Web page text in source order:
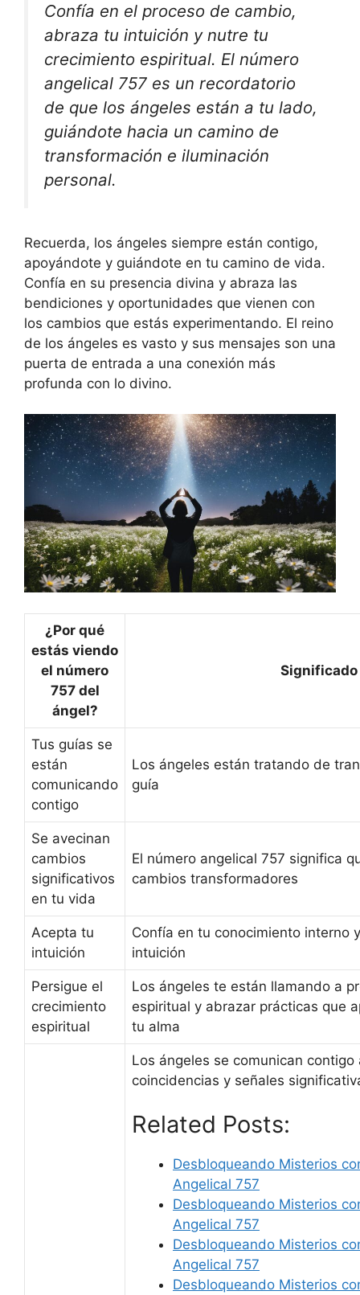
Confía en el proceso de cambio,
abraza tu intuición y nutre tu
crecimiento espiritual. El número
angelical 757 es un recordatorio
de que los ángeles están a tu lado,
guiándote hacia un camino de
transformación e iluminación
personal.
Recuerda, los ángeles siempre están contigo,
apoyándote y guiándote en tu camino de vida.
Confía en su presencia divina y abraza las
bendiciones y oportunidades que vienen con
los cambios que estás experimentando. El reino
de los ángeles es vasto y sus mensajes son una
puerta de entrada a una conexión más
profunda con lo divino.
¿Por qué
estás viendo
el número
757 del
ángel?
Significado
Tus guías se
están
comunicando
contigo
Los ángeles están tratando de
guía
Se avecinan
cambios
significativos
en tu vida
El número angelical 757 significa
cambios transformadores
Acepta tu
intuición
Confía en tu conocimiento interno
intuición
Persigue el
crecimiento
espiritual
Los ángeles te están llamando a
espiritual y abrazar prácticas que
tu alma
Los ángeles se comunican contigo
coincidencias y señales
Related Posts:
Desbloqueando Misterios
Angelical 757
Desbloqueando Misterios
Angelical 757
Desbloqueando Misterios
Angelical 757
Desbloqueando Misterios